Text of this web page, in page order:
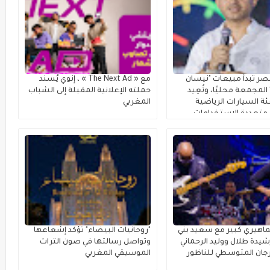
تبدأ مبيعات "نيسان
محليًا، وتُعِيد
السيارات الرياضية
متعددة الاستخدامات
مع « The Next Ad » ، إنوي يُسند
حملته الإعلانية المقبلة إلى الشباب
المغربي
كبير مع سعيد بني
طلال ووليد الرحماني
المتوسطي للناظور
"روحانيات البيضاء" تؤكد إشعاعها
وتواصل رسالتها في صون التراث
الموسيقي المغربي